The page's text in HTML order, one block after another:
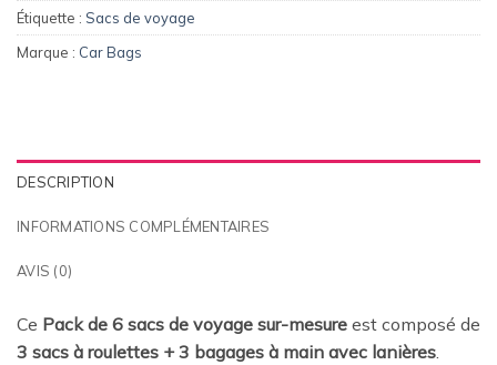
Étiquette : Sacs de voyage
Marque : Car Bags
DESCRIPTION
INFORMATIONS COMPLÉMENTAIRES
AVIS (0)
Ce Pack de 6 sacs de voyage sur-mesure est composé de
3 sacs à roulettes + 3 bagages à main avec lanières.